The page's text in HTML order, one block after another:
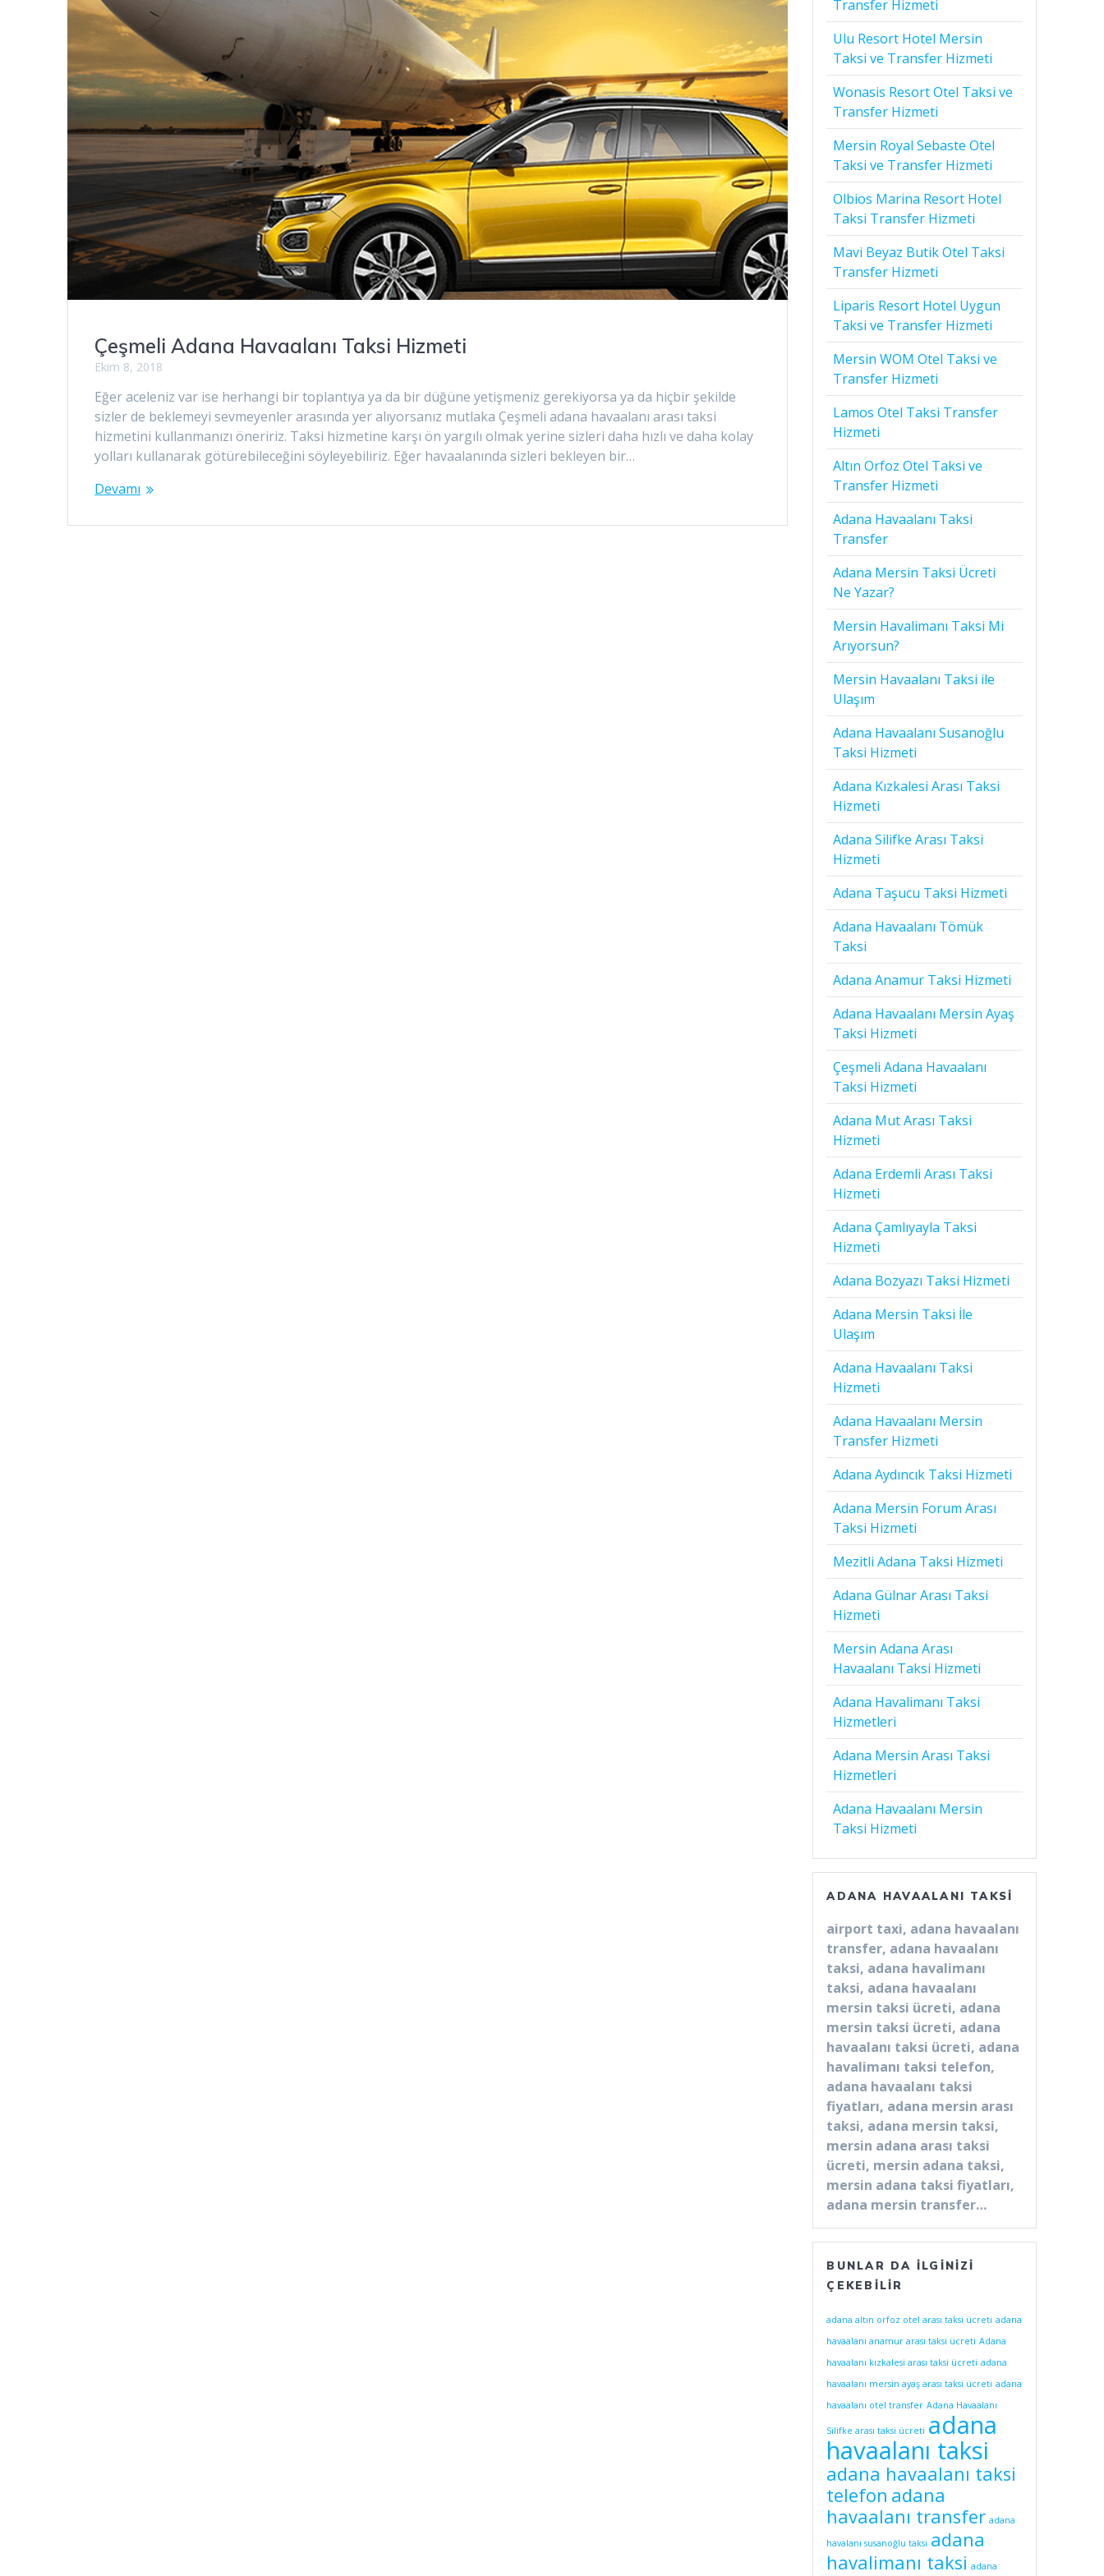
Çeşmeli Adana Havaalanı Taksi Hizmeti
Ekim 8, 2018
Eğer aceleniz var ise herhangi bir toplantıya ya da bir düğüne yetişmeniz gerekiyorsa ya da hiçbir şekilde
sizler de beklemeyi sevmeyenler arasında yer alıyorsanız mutlaka Çeşmeli adana havaalanı arası taksi
hizmetini kullanmanızı öneririz. Taksi hizmetine karşı ön yargılı olmak yerine sizleri daha hızlı ve daha kolay
yolları kullanarak götürebileceğini söyleyebiliriz. Eğer havaalanında sizleri bekleyen bir…
Devamı
Transfer Hizmeti
Ulu Resort Hotel Mersin
Taksi ve Transfer Hizmeti
Wonasis Resort Otel Taksi ve
Transfer Hizmeti
Mersin Royal Sebaste Otel
Taksi ve Transfer Hizmeti
Olbios Marina Resort Hotel
Taksi Transfer Hizmeti
Mavi Beyaz Butik Otel Taksi
Transfer Hizmeti
Liparis Resort Hotel Uygun
Taksi ve Transfer Hizmeti
Mersin WOM Otel Taksi ve
Transfer Hizmeti
Lamos Otel Taksi Transfer
Hizmeti
Altın Orfoz Otel Taksi ve
Transfer Hizmeti
Adana Havaalanı Taksi
Transfer
Adana Mersin Taksi Ücreti
Ne Yazar?
Mersin Havalimanı Taksi Mi
Arıyorsun?
Mersin Havaalanı Taksi ile
Ulaşım
Adana Havaalanı Susanoğlu
Taksi Hizmeti
Adana Kızkalesi Arası Taksi
Hizmeti
Adana Silifke Arası Taksi
Hizmeti
Adana Taşucu Taksi Hizmeti
Adana Havaalanı Tömük
Taksi
Adana Anamur Taksi Hizmeti
Adana Havaalanı Mersin Ayaş
Taksi Hizmeti
Çeşmeli Adana Havaalanı
Taksi Hizmeti
Adana Mut Arası Taksi
Hizmeti
Adana Erdemli Arası Taksi
Hizmeti
Adana Çamlıyayla Taksi
Hizmeti
Adana Bozyazı Taksi Hizmeti
Adana Mersin Taksi İle
Ulaşım
Adana Havaalanı Taksi
Hizmeti
Adana Havaalanı Mersin
Transfer Hizmeti
Adana Aydıncık Taksi Hizmeti
Adana Mersin Forum Arası
Taksi Hizmeti
Mezitli Adana Taksi Hizmeti
Adana Gülnar Arası Taksi
Hizmeti
Mersin Adana Arası
Havaalanı Taksi Hizmeti
Adana Havalimanı Taksi
Hizmetleri
Adana Mersin Arası Taksi
Hizmetleri
Adana Havaalanı Mersin
Taksi Hizmeti
ADANA HAVAALANI TAKSI
airport taxi, adana havaalanı
transfer, adana havaalanı
taksi, adana havalimanı
taksi, adana havaalanı
mersin taksi ücreti, adana
mersin taksi ücreti, adana
havaalanı taksi ücreti, adana
havalimanı taksi telefon,
adana havaalanı taksi
fiyatları, adana mersin arası
taksi, adana mersin taksi,
mersin adana arası taksi
ücreti, mersin adana taksi,
mersin adana taksi fiyatları,
adana mersin transfer…
BUNLAR DA İLGINIZI
ÇEKEBILIR
adana altın orfoz otel arası taksi ücreti adana
havaalanı anamur arası taksi ücreti Adana
havaalanı kızkalesi arası taksi ücreti adana
havaalanı mersin ayaş arası taksi ücreti adana
havaalanı otel transfer Adana Havaalanı
Silifke arası taksi ücreti adana
havaalanı taksi
adana havaalanı taksi
telefon adana
havaalanı transfer adana
havalanı susanoğlu taksi adana
havalimanı taksi adana